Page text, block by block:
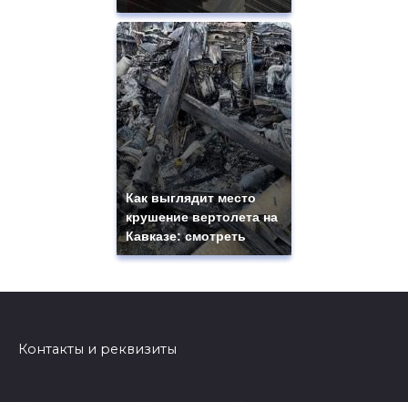
Как выглядит место
крушение вертолета на
Кавказе: смотреть
Контакты и реквизиты